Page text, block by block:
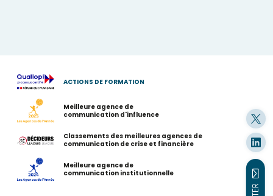
ACTIONS DE FORMATION
Meilleure agence de
communication d'influence
Classements des meilleures agences de
communication de crise et financière
Meilleure agence de
communication institutionnelle